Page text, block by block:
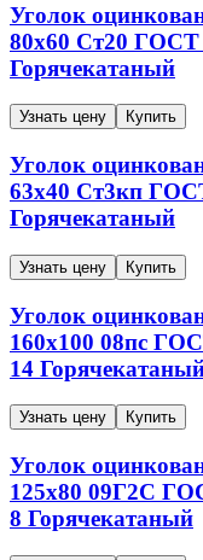
Уголок
80х60 Ст20 ГОСТ
Горячекатаный
Узнать цену Купить
Уголок
63х40 Ст3кп
Горячекатаный
Узнать цену Купить
Уголок
160х100 08пс
14
Узнать цену Купить
Уголок
125х80 09Г2С
8 Горячекатаный